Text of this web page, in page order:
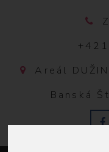
Areál
Banská